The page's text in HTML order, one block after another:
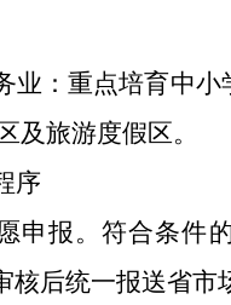
业：重点培育中小
及旅游度假区。
序
申报 。符合条件
核后统一报送省市